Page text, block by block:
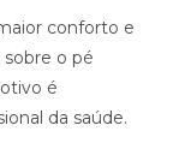
conforto e
o pé
é
da saúde.